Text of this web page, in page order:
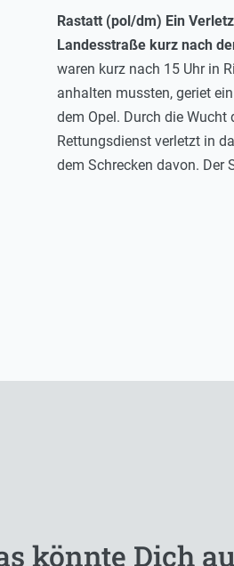
Rastatt (pol/dm) Ein
Landesstraße kurz nach
waren kurz nach 15 Uhr in
anhalten mussten, geriet
dem Opel. Durch die Wucht
Rettungsdienst verletzt in
dem Schrecken davon. Der
könnte Dich